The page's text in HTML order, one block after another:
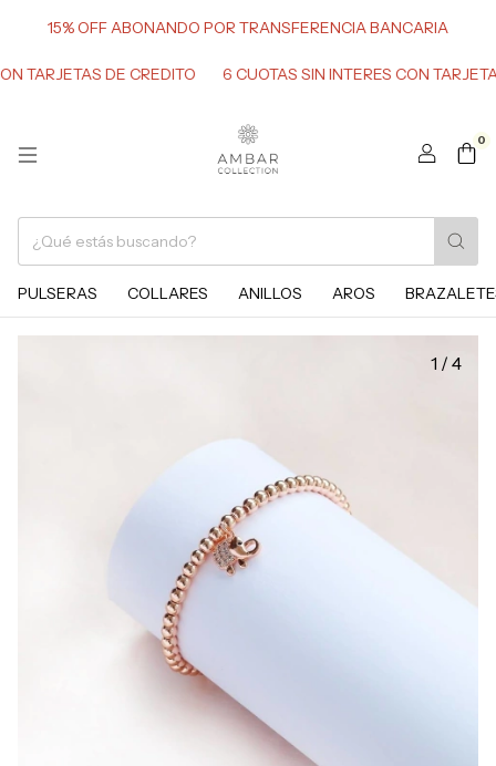
15% OFF ABONANDO POR TRANSFERENCIA BANCARIA
DE CREDITO 6 CUOTAS SIN INTERES CON TARJETAS DE
0
PULSERAS COLLARES ANILLOS AROS
1 / 4